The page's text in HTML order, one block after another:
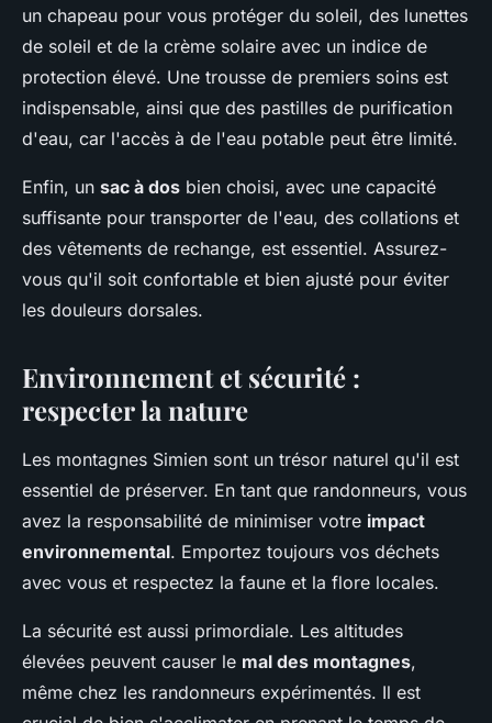
un chapeau pour vous protéger du soleil, des lunettes
de soleil et de la crème solaire avec un indice de
protection élevé. Une trousse de premiers soins est
indispensable, ainsi que des pastilles de purification
d'eau, car l'accès à de l'eau potable peut être limité.
Enfin, un sac à dos bien choisi, avec une capacité
suffisante pour transporter de l'eau, des collations et
des vêtements de rechange, est essentiel. Assurez-
vous qu'il soit confortable et bien ajusté pour éviter
les douleurs dorsales.
Environnement et sécurité :
respecter la nature
Les montagnes Simien sont un trésor naturel qu'il est
essentiel de préserver. En tant que randonneurs, vous
avez la responsabilité de minimiser votre impact
environnemental. Emportez toujours vos déchets
avec vous et respectez la faune et la flore locales.
La sécurité est aussi primordiale. Les altitudes
élevées peuvent causer le mal des montagnes,
même chez les randonneurs expérimentés. Il est